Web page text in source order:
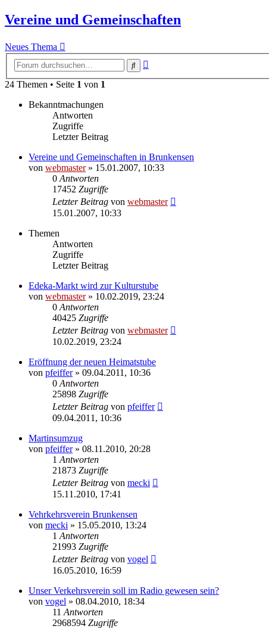
Vereine und Gemeinschaften
Neues Thema
Suche
24 Themen • Seite 1 von 1
Bekanntmachungen
Antworten
Zugriffe
Letzter Beitrag
Vereine und Gemeinschaften in Brunkensen
von webmaster» 15.01.2007, 10:33
0 Antworten
17452 Zugriffe
Letzter Beitrag von webmaster
15.01.2007, 10:33
Themen
Antworten
Zugriffe
Letzter Beitrag
Edeka-Markt wird zur Kulturstube
von webmaster» 10.02.2019, 23:24
0 Antworten
40425 Zugriffe
Letzter Beitrag von webmaster
10.02.2019, 23:24
Eröffnung der neuen Heimatstube
von pfeiffer» 09.04.2011, 10:36
0 Antworten
25898 Zugriffe
Letzter Beitrag von pfeiffer
09.04.2011, 10:36
Martinsumzug
von pfeiffer» 08.11.2010, 20:28
1 Antworten
21873 Zugriffe
Letzter Beitrag von mecki
15.11.2010, 17:41
Vehrkehrsverein Brunkensen
von mecki » 15.05.2010, 13:24
1 Antworten
21993 Zugriffe
Letzter Beitrag von vogel
16.05.2010, 16:59
Unser Verkehrsverein soll im Radio gewesen sein?
von vogel » 08.04.2010, 18:34
11 Antworten
2968594 Zugriffe